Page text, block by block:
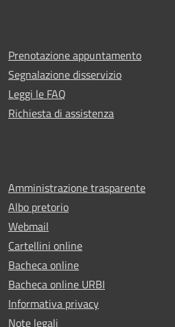
Prenotazione appuntamento
Segnalazione disservizio
Leggi le FAQ
Richiesta di assistenza
Amministrazione trasparente
Albo pretorio
Webmail
Cartellini online
Bacheca online
Bacheca online URBI
Informativa privacy
Note legali